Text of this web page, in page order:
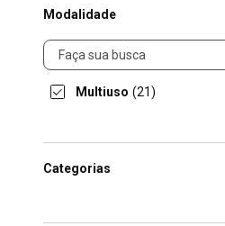
Modalidade
Modalidade
Multiuso (21)
Categorias